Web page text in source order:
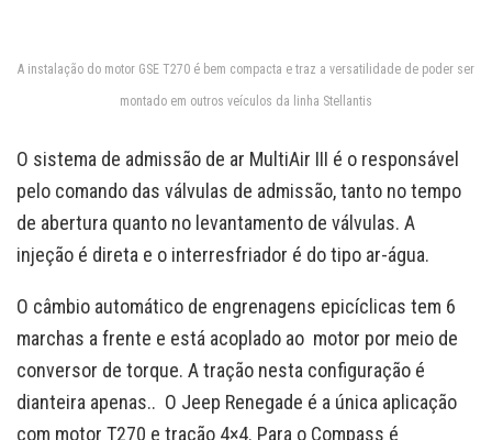
A instalação do motor GSE T270 é bem compacta e traz a versatilidade de poder ser
montado em outros veículos da linha Stellantis
O sistema de admissão de ar MultiAir III é o responsável
pelo comando das válvulas de admissão, tanto no tempo
de abertura quanto no levantamento de válvulas. A
injeção é direta e o interresfriador é do tipo ar-água.
O câmbio automático de engrenagens epicíclicas tem 6
marchas a frente e está acoplado ao motor por meio de
conversor de torque. A tração nesta configuração é
dianteira apenas.. O Jeep Renegade é a única aplicação
com motor T270 e tração 4×4. Para o Compass é